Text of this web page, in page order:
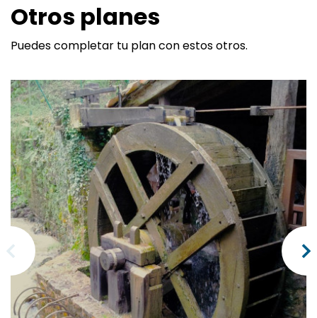
Otros planes
Puedes completar tu plan con estos otros.